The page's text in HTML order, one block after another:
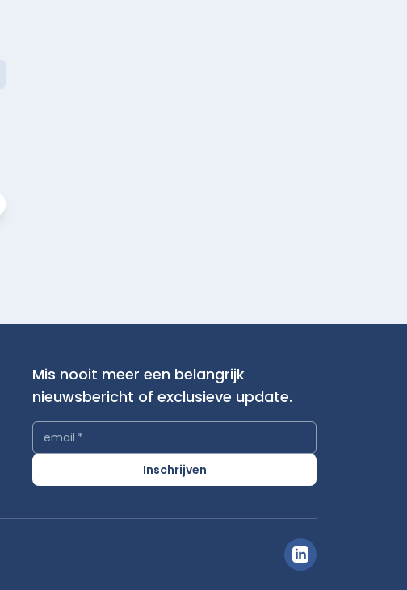
Mis nooit meer een belangrijk
nieuwsbericht of exclusieve update.
email *
Inschrijven